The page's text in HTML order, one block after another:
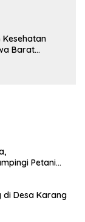
Barat
Petani
di Desa Karang